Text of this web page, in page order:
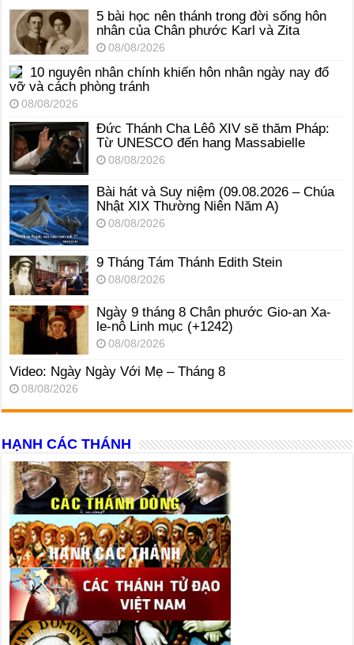
5 bài học nên thánh trong đời sống hôn
nhân của Chân phước Karl và Zita
08/08/2026
10 nguyên nhân chính khiến hôn nhân ngày nay đổ
vỡ và cách phòng tránh
08/08/2026
Đức Thánh Cha Lêô XIV sẽ thăm Pháp:
Từ UNESCO đến hang Massabielle
08/08/2026
Bài hát và Suy niệm (09.08.2026 – Chúa
Nhật XIX Thường Niên Năm A)
08/08/2026
9 Tháng Tám Thánh Edith Stein
08/08/2026
Ngày 9 tháng 8 Chân phước Gio-an Xa-
le-nô Linh mục (+1242)
08/08/2026
Video: Ngày Ngày Với Mẹ – Tháng 8
08/08/2026
HẠNH CÁC THÁNH